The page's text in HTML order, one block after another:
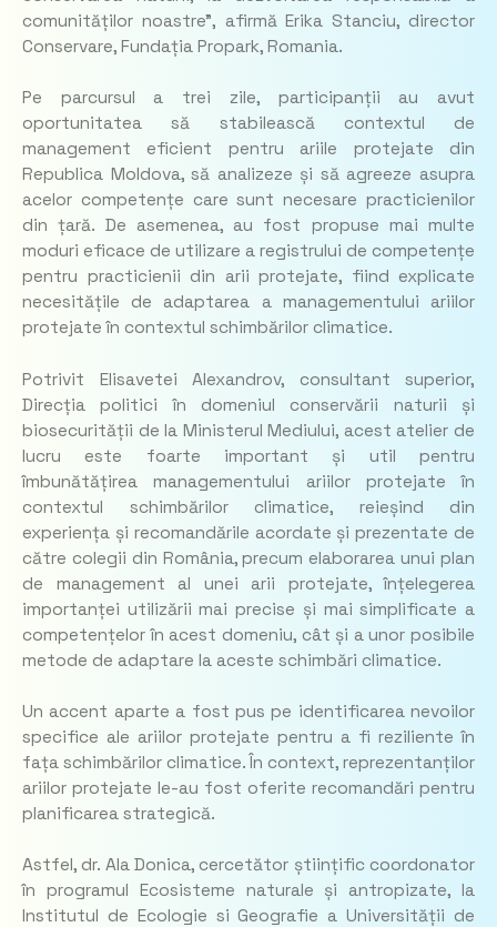
comunităților noastre”, afirmă Erika Stanciu, director
Conservare, Fundația Propark, Romania.
Pe parcursul a trei zile, participanții au avut
oportunitatea să stabilească contextul de
management eficient pentru ariile protejate din
Republica Moldova, să analizeze și să agreeze asupra
acelor competențe care sunt necesare practicienilor
din țară. De asemenea, au fost propuse mai multe
moduri eficace de utilizare a registrului de competențe
pentru practicienii din arii protejate, fiind explicate
necesitățile de adaptarea a managementului ariilor
protejate în contextul schimbărilor climatice.
Potrivit Elisavetei Alexandrov, consultant superior,
Direcția politici în domeniul conservării naturii și
biosecurității de la Ministerul Mediului, acest atelier de
lucru este foarte important și util pentru
îmbunătățirea managementului ariilor protejate în
contextul schimbărilor climatice, reieșind din
experiența și recomandările acordate și prezentate de
către colegii din România, precum elaborarea unui plan
de management al unei arii protejate, înțelegerea
importanței utilizării mai precise și mai simplificate a
competențelor în acest domeniu, cât și a unor posibile
metode de adaptare la aceste schimbări climatice.
Un accent aparte a fost pus pe identificarea nevoilor
specifice ale ariilor protejate pentru a fi reziliente în
fața schimbărilor climatice. În context, reprezentanților
ariilor protejate le-au fost oferite recomandări pentru
planificarea strategică.
Astfel, dr. Ala Donica, cercetător științific coordonator
în programul Ecosisteme naturale și antropizate, la
Institutul de Ecologie si Geografie a Universității de